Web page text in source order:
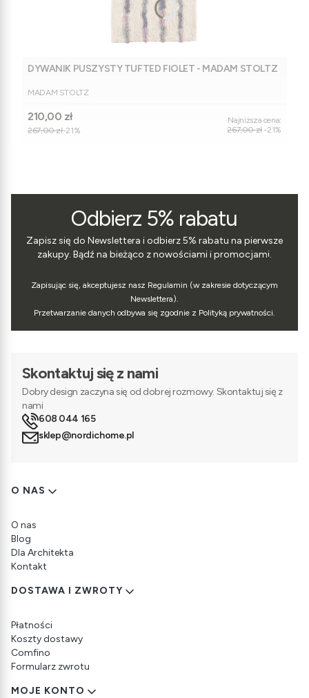
DYWANIK PUSZYSTY TUFTED FIOLET - MADAM STOLTZ
PRODUCENT
MADAM STOLTZ
Cena promocyjna
210,00 zł
267,00 zł-21%
Najniższa cena:
267,00 zł -21%
Odbierz 5% rabatu
Zapisz się do Newslettera i odbierz 5% rabatu na pierwsze
zakupy. Bądź na bieżąco z nowościami i promocjami.
Zapisując się, akceptujesz nasz Regulamin (w zakresie dotyczącym
Newslettera).
Przetwarzanie danych odbywa się zgodnie z Polityką prywatności.
Skontaktuj się z nami
Dobry design zaczyna się od dobrej rozmowy. Skontaktuj się z
nami
608 044 165
sklep@nordichome.pl
Linki w stopce
O NAS
O nas
Blog
Dla Architekta
Kontakt
DOSTAWA I ZWROTY
Płatności
Koszty dostawy
Comfino
Formularz zwrotu
MOJE KONTO